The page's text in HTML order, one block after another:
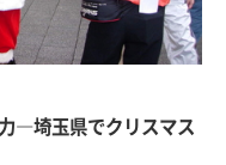
―埼玉県でクリスマス